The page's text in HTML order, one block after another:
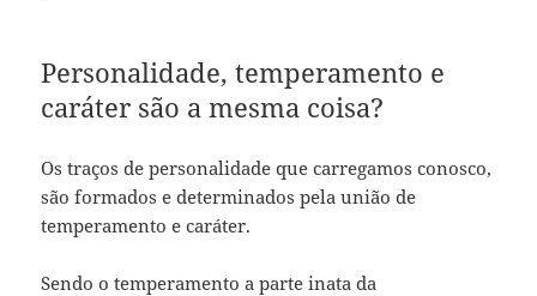
Personalidade, temperamento e
caráter são a mesma coisa?
Os traços de personalidade que carregamos conosco,
são formados e determinados pela união de
temperamento e caráter.
Sendo o temperamento a parte inata da